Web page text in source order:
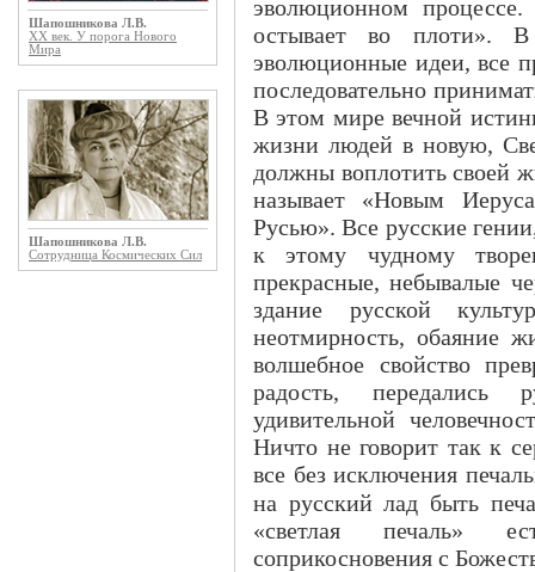
Шапошникова Л.В.
ХХ век. У порога Нового
Мира
Шапошникова Л.В.
Сотрудница Космических Сил
эволюционном
остывает во плоти».
эволюционные идеи, все
последовательно
В этом мире вечной
жизни людей в новую,
должны воплотить своей
называет «Новым
Русью». Все русские
к этому чудному
прекрасные, небывалые
здание русской
неотмирность, обаяние
волшебное свойство
радость, передались
удивительной
Ничто не говорит так к
все без исключения
на русский лад быть
«светлая печаль»
соприкосновения с